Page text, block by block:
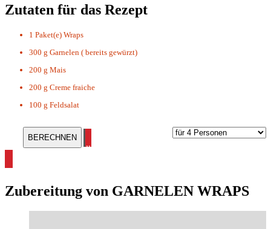
Zutaten für das Rezept
1 Paket(e) Wraps
300 g Garnelen ( bereits gewürzt)
200 g Mais
200 g Creme fraiche
100 g Feldsalat
alle Wrap Rezepte ansehen
Zubereitung von GARNELEN WRAPS